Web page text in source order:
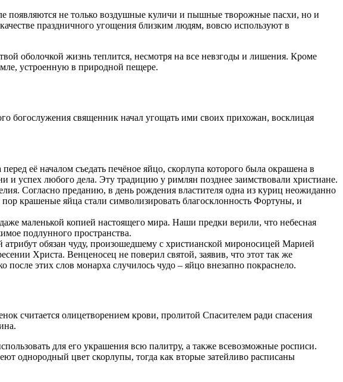
появляются не только воздушные куличи и пышные творожные пасхи, но и
праздничного угощения близким людям, вовсю используют в
оболочкой жизнь теплится, несмотря на все невзгоды и лишения. Кроме
устроенную в природной пещере.
богослужения священник начал угощать ими своих прихожан, восклицая
её началом съедать печёное яйцо, скорлупа которого была окрашена в
и успех любого дела. Эту традицию у римлян позднее заимствовали христиане.
Согласно преданию, в день рождения властителя одна из куриц неожиданно
крашеные яйца стали символизировать благосклонность Фортуны, и
маленькой копией настоящего мира. Наши предки верили, что небесная
подлунного пространства.
обязан чуду, произошедшему с христианской мироносицей Марией
Христа. Венценосец не поверил святой, заявив, что этот так же
этих слов монарха случилось чудо – яйцо внезапно покраснело.
считается олицетворением крови, пролитой Спасителем ради спасения
для его украшения всю палитру, а также всевозможные росписи.
однородный цвет скорлупы, тогда как вторые затейливо расписаны